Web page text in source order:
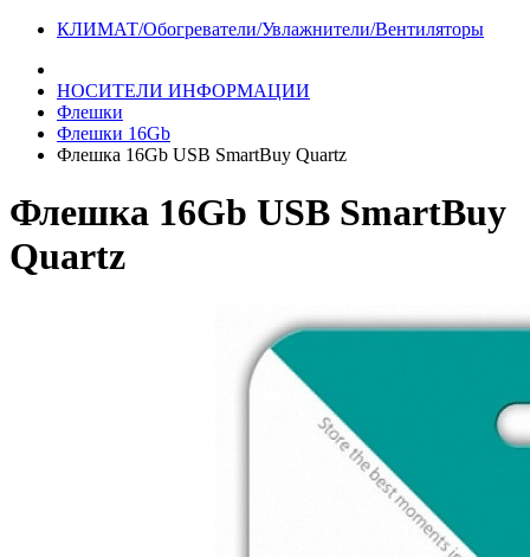
КЛИМАТ/Обогреватели/Увлажнители/Вентиляторы
НОСИТЕЛИ ИНФОРМАЦИИ
Флешки
Флешки 16Gb
Флешка 16Gb USB SmartBuy Quartz
Флешка 16Gb USB SmartBuy
Quartz